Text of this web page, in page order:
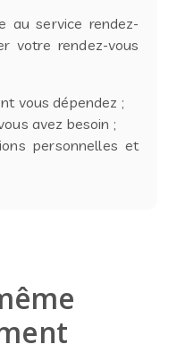
au service rendez-
votre rendez-vous
vous dépendez ;
avez besoin ;
personnelles et